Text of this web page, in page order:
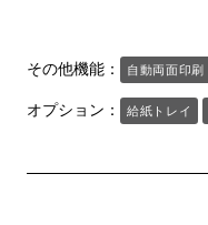
その他機能： 自動両面印刷
オプション： 給紙トレイ